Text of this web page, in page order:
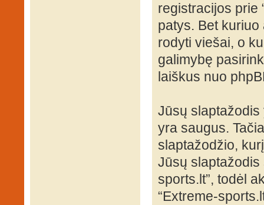
registracijos prie
patys. Bet
rodyti viešai, o
galimybę
laiškus nuo
Jūsų
yra saugus.
slaptažodžio,
Jūsų slaptažodis
sports.lt”, todėl
“Extreme-